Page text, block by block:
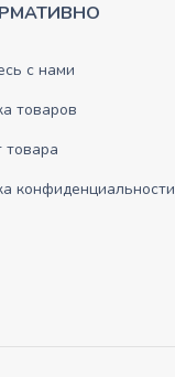
с нами
товаров
товара
конфиденциальности